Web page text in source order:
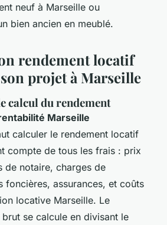
neuf à Marseille ou
bien ancien en meublé.
rendement locatif
projet à Marseille
calcul du rendement
Marseille
calculer le rendement locatif
compte de tous les frais : prix
de notaire, charges de
foncières, assurances, et coûts
locative Marseille. Le
se calcule en divisant le